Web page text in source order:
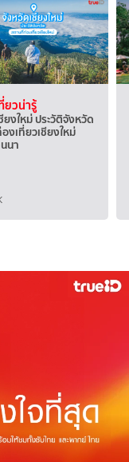
ยวน่ารู้
ยงใหม่ ประวัติจังหวัด
งเที่ยวเชียงใหม่
นา